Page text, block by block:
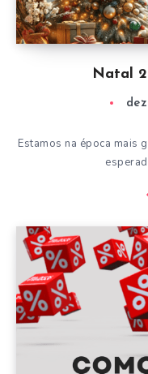
Natal
Estamos na época mais